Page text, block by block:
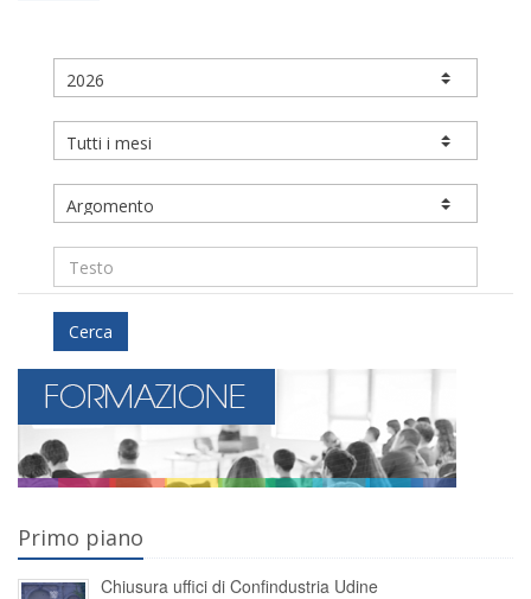
Cerca
Primo piano
Chiusura uffici di Confindustria Udine